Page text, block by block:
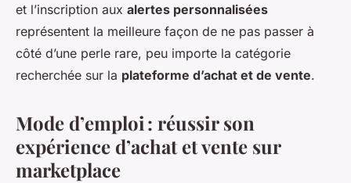
et l’inscription aux alertes personnalisées
représentent la meilleure façon de ne pas passer à
côté d’une perle rare, peu importe la catégorie
recherchée sur la plateforme d’achat et de vente.
Mode d’emploi : réussir son
expérience d’achat et vente sur
marketplace